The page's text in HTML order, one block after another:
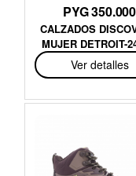
PYG 350.000
CALZADOS
MUJER DETROIT-
Ver detalles